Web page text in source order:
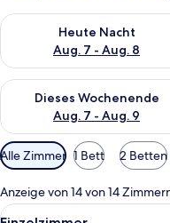
Heute Nacht
Aug. 7 - Aug. 8
Überprüfe die
Dieses Wochenende
Aug. 7 - Aug. 9
Überprüfe die
Verfügbare
Filter
für
Zimmer
Alle Zimmer 1 Bett 2 Betten
Anzeige von 14 von 14
Alle4